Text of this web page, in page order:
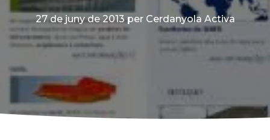
27 de juny de 2013 per Cerdanyola Activa